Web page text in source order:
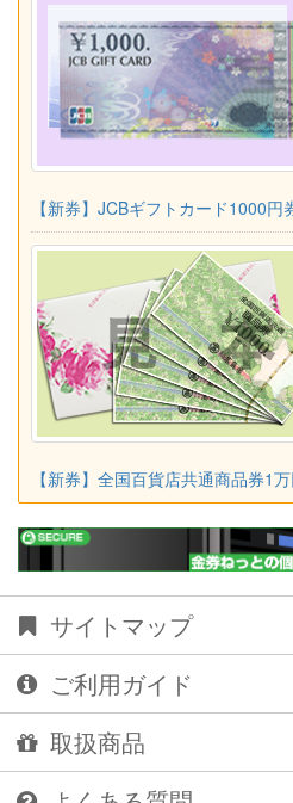
【新券】JCBギフトカード1000
【新券】全国百貨店共通商品券1
サイトマップ
ご利用ガイド
取扱商品